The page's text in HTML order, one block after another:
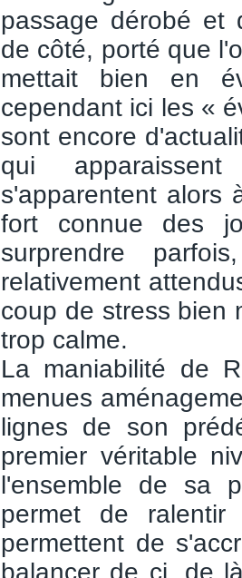
passage dérobé et
de côté, porté que
mettait bien en
cependant ici les «
sont encore
qui
s'apparentent
fort connue des
surprendre
relativement
coup de stress bien
trop calme.
La maniabilité de
menues
lignes de son
premier véritable
l'ensemble de sa
permet de
permettent de
balancer de ci, de